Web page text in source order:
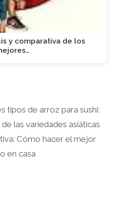
y comparativa de los
tipos de arroz para sushi:
las variedades asiáticas
Cómo hacer el mejor
en casa